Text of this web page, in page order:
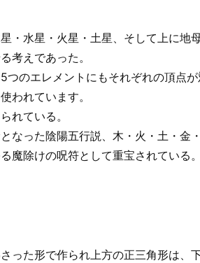
・水星・火星・土星、そして上に地
考えであった。
のエレメントにもそれぞれの頂点
われています。
れている。
なった陰陽五行説、木・火・土・金
魔除けの呪符として重宝されている。
った形で作られ上方の正三角形は、